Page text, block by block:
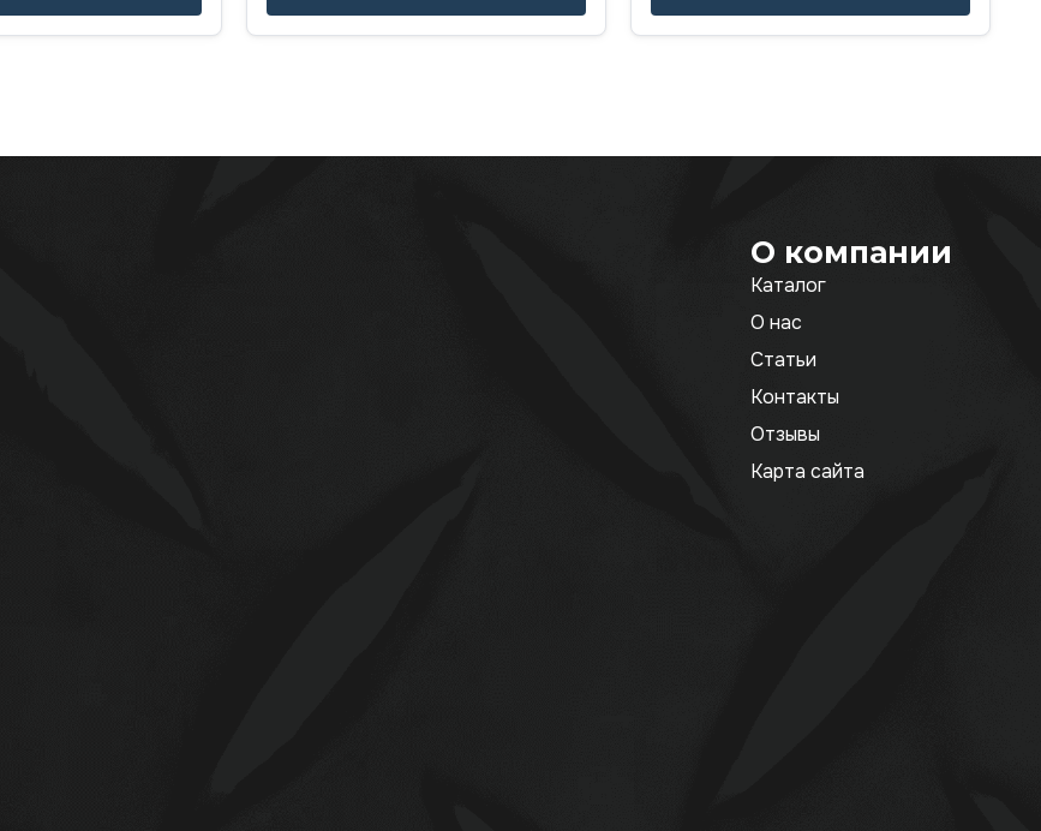
О компании
Каталог
О нас
Статьи
Контакты
Отзывы
Карта сайта